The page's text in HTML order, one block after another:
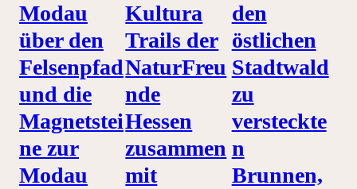
Modau
über den
Felsenpfad
und die
Magnetstei
ne zur
Modau
Kultura
Trails der
NaturFreu
nde
Hessen
zusammen
mit
den
östlichen
Stadtwald
zu
versteckte
n
Brunnen,